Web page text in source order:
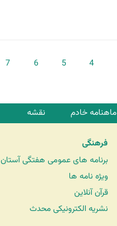
4
5
6
7
ماهنامه خادم نقشه
فرهنگی
برنامه های عمومی هفتگی آستان
ویژه نامه ها
قرآن آنلاین
نشریه الکترونیکی محدث